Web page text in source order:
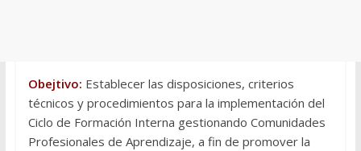
Obejtivo: Establecer las disposiciones, criterios
técnicos y procedimientos para la implementación del
Ciclo de Formación Interna gestionando Comunidades
Profesionales de Aprendizaje, a fin de promover la